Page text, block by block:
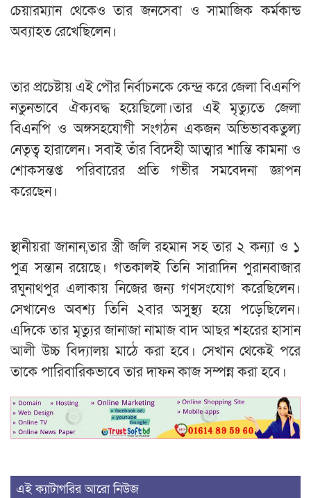
চেয়ারম্যান থেকেও তার জনসেবা ও সামাজিক কর্মকান্ড
অব্যাহত রেখেছিলেন।
তার প্রচেষ্টায় এই পৌর নির্বাচনকে কেন্দ্র করে জেলা বিএনপি
নতুনভাবে ঐক্যবদ্ধ হয়েছিলো।তার এই মৃত্যুতে জেলা
বিএনপি ও অঙ্গসহযোগী সংগঠন একজন অভিভাবকতুল্য
নেতৃত্ব হারালেন। সবাই তাঁর বিদেহী আত্মার শান্তি কামনা ও
শোকসন্তপ্ত পরিবারের প্রতি গভীর সমবেদনা জ্ঞাপন
করেছেন।
স্থানীয়রা জানান,তার স্ত্রী জলি রহমান সহ তার ২ কন্যা ও ১
পুত্র সন্তান রয়েছে। গতকালই তিনি সারাদিন পুরানবাজার
রঘুনাথপুর এলাকায় নিজের জন্য গণসংযোগ করেছিলেন।
সেখানেও অবশ্য তিনি ২বার অসুস্থ্য হয়ে পড়েছিলেন।
এদিকে তার মৃত্যুর জানাজা নামাজ বাদ আছর শহরের হাসান
আলী উচ্চ বিদ্যালয় মাঠে করা হবে। সেখান থেকেই পরে
তাকে পারিবারিকভাবে তার দাফন কাজ সম্পন্ন করা হবে।
এই ক্যাটাগরির আরো নিউজ